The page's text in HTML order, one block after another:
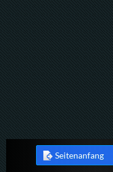
Seitenanfang